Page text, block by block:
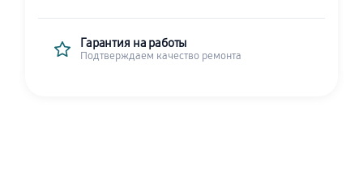
Гарантия на работы
Подтверждаем качество ремонта